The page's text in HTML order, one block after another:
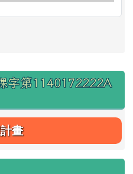
字第1140172222A
畫